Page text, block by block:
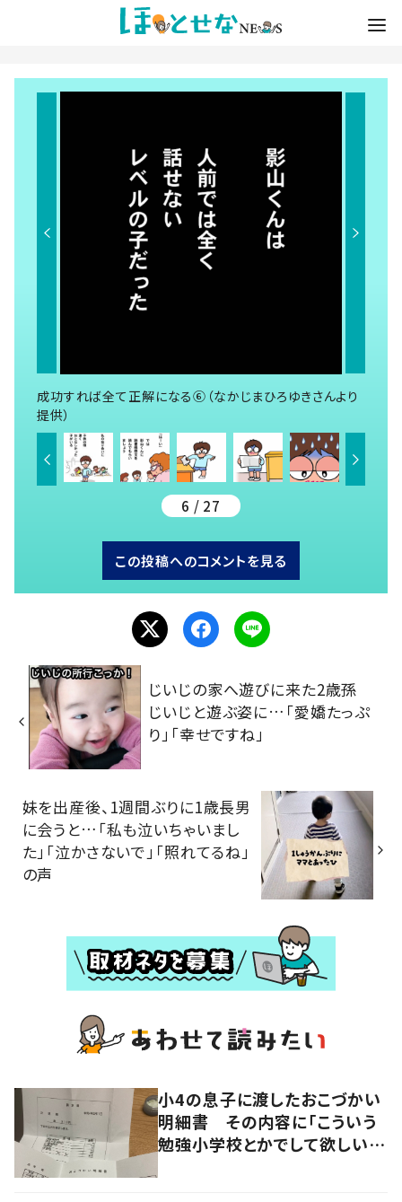
成功すれば全て正解になる⑥（なかじまひろゆきさんより
提供）
6 / 27
この投稿へのコメントを見る
じいじの家へ遊びに来た2歳孫
じいじと遊ぶ姿に…「愛嬌たっぷ
り」「幸せですね」
妹を出産後、1週間ぶりに1歳長男
に会うと…「私も泣いちゃいまし
た」「泣かさないで」「照れてるね」
の声
小4の息子に渡したおこづかい
明細書 その内容に「こういう
勉強小学校とかでして欲しい」